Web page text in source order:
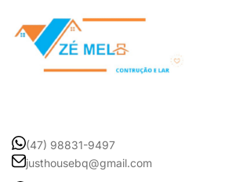
(47) 98831-9497
justhousebq@gmail.com